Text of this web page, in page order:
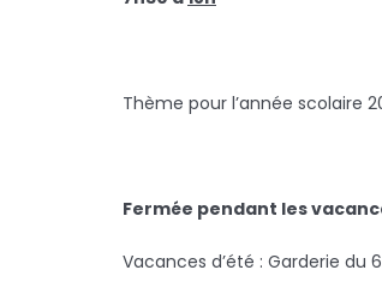
Thème pour l’année scolaire
Fermée pendant les
Vacances d’été : Garderie du